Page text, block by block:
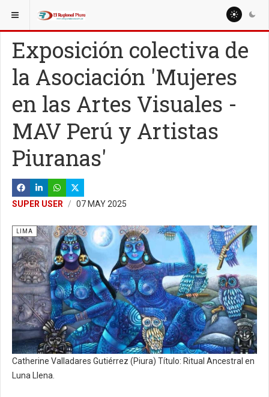
ESTÁ AQUÍ:
Exposición colectiva de
la Asociación 'Mujeres
en las Artes Visuales -
MAV Perú y Artistas
Piuranas'
SUPER USER 07 MAY 2025
Catherine Valladares Gutiérrez (Piura) Título: Ritual Ancestral en
Luna Llena.
LIMA